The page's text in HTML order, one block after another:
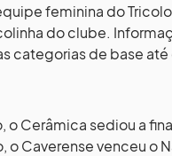
feminina do
do clube.
categorias de base
o Cerâmica sediou a
o Caverense venceu o